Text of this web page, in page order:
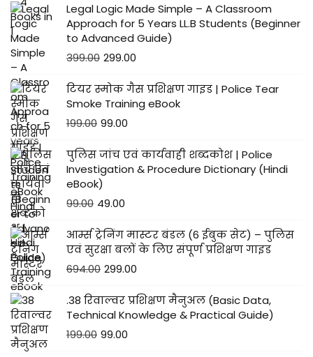
Legal Logic Made Simple – A Classroom
Approach for 5 Years LL.B Students (Beginner
to Advanced Guide)
399.00 299.00
टियर स्मोक गैस प्रशिक्षण गाइड | Police Tear
Smoke Training eBook
199.00 99.00
पुलिस जांच एवं कार्यवाही शब्दकोश | Police
Investigation & Procedure Dictionary (Hindi
eBook)
99.00 49.00
आर्म्स ट्रेनिंग मास्टर बंडल (6 ईबुक सेट) – पुलिस
एवं सुरक्षा बलों के लिए संपूर्ण प्रशिक्षण गाइड
694.00 299.00
.38 रिवाल्वर प्रशिक्षण मैनुअल (Basic Data,
Technical Knowledge & Practical Guide)
199.00 99.00